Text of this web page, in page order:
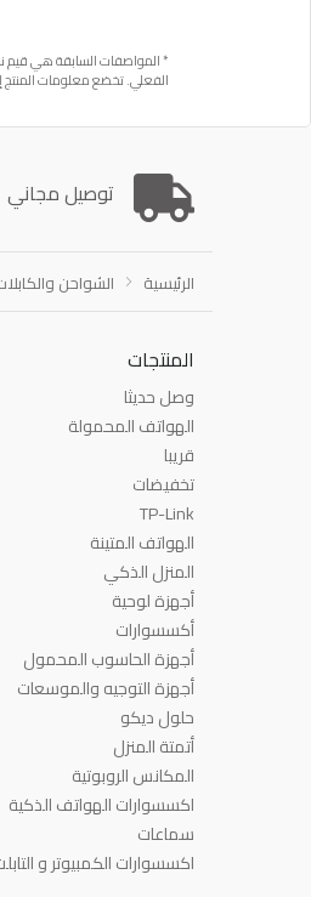
* المواصفات السابقة هي قيم
الفعلي. تخضع معلومات المنتج
توصيل مجاني
الرئيسية الشواحن
المنتجات
وصل حديثا
الهواتف المحمولة
قريبا
تخفيضات
TP-Link
الهواتف المتينة
المنزل الذكي
أجهزة لوحية
أكسسوارات
أجهزة الحاسوب المحمول
أجهزة التوجيه والموسعات
حلول ديكو
أتمتة المنزل
المكانس الروبوتية
اكسسوارات الهواتف الذكية
سماعات
اكسسوارات الكمبيوتر و